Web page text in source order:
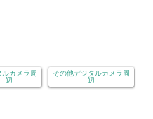
ルカメラ周
辺
その他デジタルカメラ周
辺